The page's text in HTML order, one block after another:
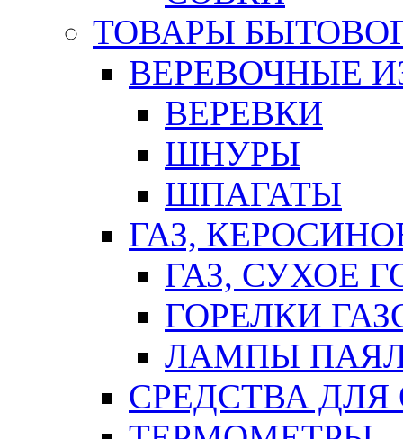
ТОВАРЫ
ВЕРЕВОЧНЫЕ
ВЕРЕВКИ
ШНУРЫ
ШПАГАТЫ
ГАЗ,
ГАЗ, СУХОЕ
ГОРЕЛКИ
ЛАМПЫ
СРЕДСТВА